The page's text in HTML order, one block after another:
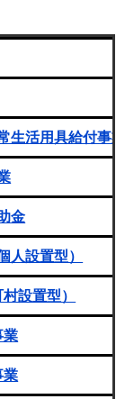
生活用具給付事
金
人設置型）
設置型）
業
業